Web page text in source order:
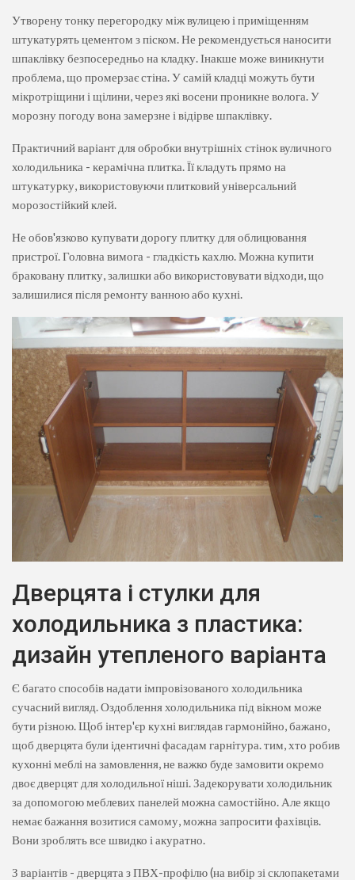
Утворену тонку перегородку між вулицею і приміщенням
штукатурять цементом з піском. Не рекомендується наносити
шпаклівку безпосередньо на кладку. Інакше може виникнути
проблема, що промерзає стіна. У самій кладці можуть бути
мікротріщини і щілини, через які восени проникне волога. У
морозну погоду вона замерзне і відірве шпаклівку.
Практичний варіант для обробки внутрішніх стінок вуличного
холодильника - керамічна плитка. Її кладуть прямо на
штукатурку, використовуючи плитковий універсальний
морозостійкий клей.
Не обов'язково купувати дорогу плитку для облицювання
пристрої. Головна вимога - гладкість кахлю. Можна купити
браковану плитку, залишки або використовувати відходи, що
залишилися після ремонту ванною або кухні.
Дверцята і стулки для
холодильника з пластика:
дизайн утепленого варіанта
Є багато способів надати імпровізованого холодильника
сучасний вигляд. Оздоблення холодильника під вікном може
бути різною. Щоб інтер'єр кухні виглядав гармонійно, бажано,
щоб дверцята були ідентичні фасадам гарнітура. тим, хто робив
кухонні меблі на замовлення, не важко буде замовити окремо
двоє дверцят для холодильної ніші. Задекорувати холодильник
за допомогою меблевих панелей можна самостійно. Але якщо
немає бажання возитися самому, можна запросити фахівців.
Вони зроблять все швидко і акуратно.
З варіантів - дверцята з ПВХ-профілю (на вибір зі склопакетами